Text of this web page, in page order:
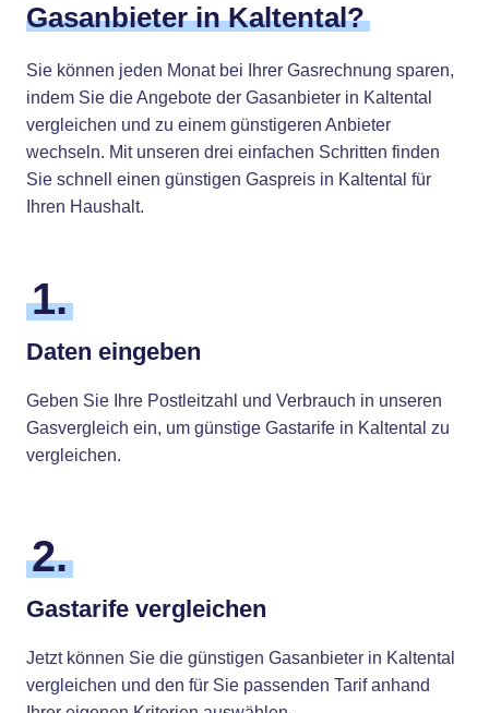
Gasanbieter in Kaltental?
Sie können jeden Monat bei Ihrer Gasrechnung sparen,
indem Sie die Angebote der Gasanbieter in Kaltental
vergleichen und zu einem günstigeren Anbieter
wechseln. Mit unseren drei einfachen Schritten finden
Sie schnell einen günstigen Gaspreis in Kaltental für
Ihren Haushalt.
1.
Daten eingeben
Geben Sie Ihre Postleitzahl und Verbrauch in unseren
Gasvergleich ein, um günstige Gastarife in Kaltental zu
vergleichen.
2.
Gastarife vergleichen
Jetzt können Sie die günstigen Gasanbieter in Kaltental
vergleichen und den für Sie passenden Tarif anhand